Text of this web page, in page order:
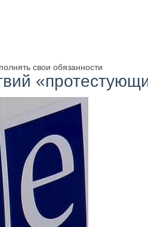
свои обязанности